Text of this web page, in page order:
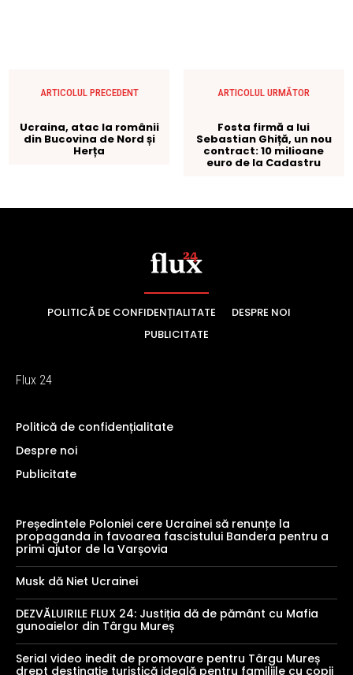
POLITICĂ DE CONFIDENȚIALITATE
DESPRE NOI
PUBLICITATE
Flux 24
Politică de confidențialitate
Despre noi
Publicitate
Președintele Poloniei cere Ucrainei să renunțe la
propaganda in favoarea fascistului Bandera pentru a
primi ajutor de la Varșovia
Musk dă Niet Ucrainei
DEZVĂLUIRILE FLUX 24: Justiția dă de pământ cu Mafia
gunoaielor din Târgu Mureș
Serial video inedit de promovare pentru Târgu Mureș
drept destinație turistică ideală pentru familiile cu copii